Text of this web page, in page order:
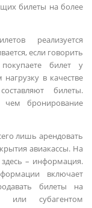
билеты на более
реализуется
если говорить
билет у
в качестве
билеты.
чем бронирование
лишь арендовать
авиакассы. На
– информация.
включает
билеты на
или субагентом